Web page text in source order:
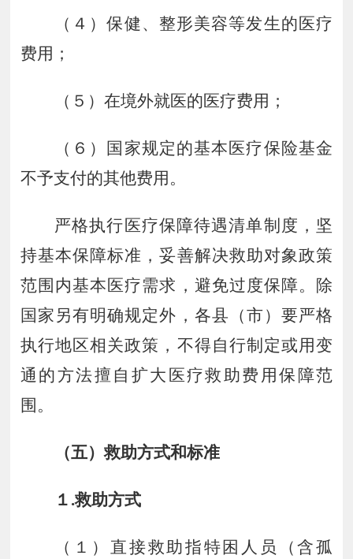
（４）保健、整形美容等发生的医疗
费用；
（５）在境外就医的医疗费用；
（６）国家规定的基本医疗保险基金
不予支付的其他费用。
严格执行医疗保障待遇清单制度，坚
持基本保障标准，妥善解决救助对象政策
范围内基本医疗需求，避免过度保障。除
国家另有明确规定外，各县（市）要严格
执行地区相关政策，不得自行制定或用变
通的方法擅自扩大医疗救助费用保障范
围。
（五）救助方式和标准
１ .救助方式
（１）直接救助指特困人员（含孤